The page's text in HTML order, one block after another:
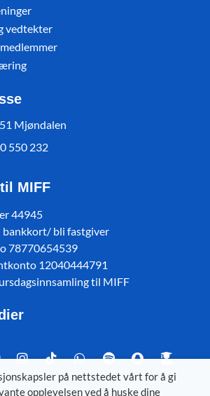
vedtekter
Mjøndalen
550 232
MIFF
44945
bankkort/ bli fastgiver
78770654539
12040444791
til MIFF
på nettstedet vårt for å gi
opplevelsen ved å huske dine